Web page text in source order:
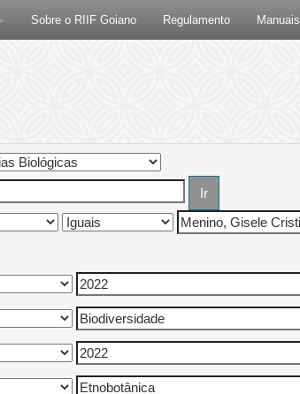
Sobre o RIIF Goiano Regulamento Manuais